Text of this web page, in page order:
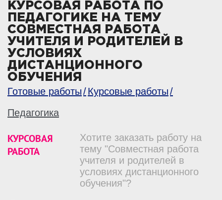
КУРСОВАЯ РАБОТА ПО
ПЕДАГОГИКЕ НА ТЕМУ
СОВМЕСТНАЯ РАБОТА
УЧИТЕЛЯ И РОДИТЕЛЕЙ В
УСЛОВИЯХ
ДИСТАНЦИОННОГО
ОБУЧЕНИЯ
Готовые работы
Курсовые работы
Педагогика
КУРСОВАЯ
РАБОТА
Хотите заказать работу на
тему "Совместная работа
учителя и родителей в
условиях дистанционного
обучения"?